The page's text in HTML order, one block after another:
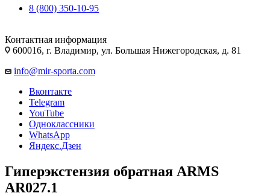
8 (800) 350-10-95
Контактная информация
600016, г. Владимир, ул. Большая Нижегородская, д. 81
info@mir-sporta.com
Вконтакте
Telegram
YouTube
Одноклассники
WhatsApp
Яндекс.Дзен
Гиперэкстензия обратная ARMS
AR027.1